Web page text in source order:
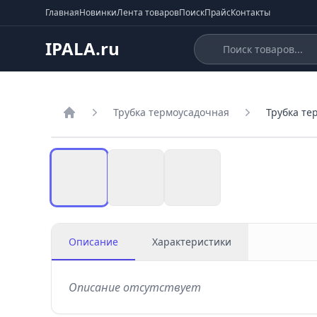
ГлавнаяНовинкиЛента товаровПоискПрайсКонтакты
IPALA.ru
Трубка термоусадочная Трубка
Описание Характеристики
Описание отсутствует